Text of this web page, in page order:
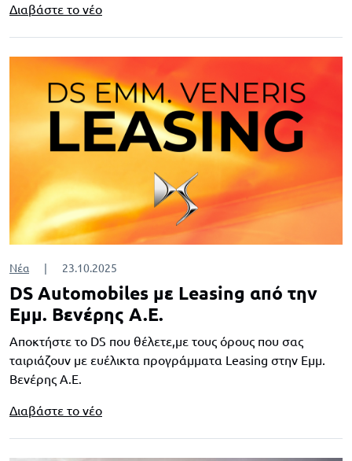
Διαβάστε το νέο
Νέα | 23.10.2025
DS Automobiles με Leasing από την
Εμμ. Βενέρης A.E.
Αποκτήστε το DS που θέλετε,με τους όρους που σας
ταιριάζουν με ευέλικτα προγράμματα Leasing στην Εμμ.
Βενέρης A.E.
Διαβάστε το νέο